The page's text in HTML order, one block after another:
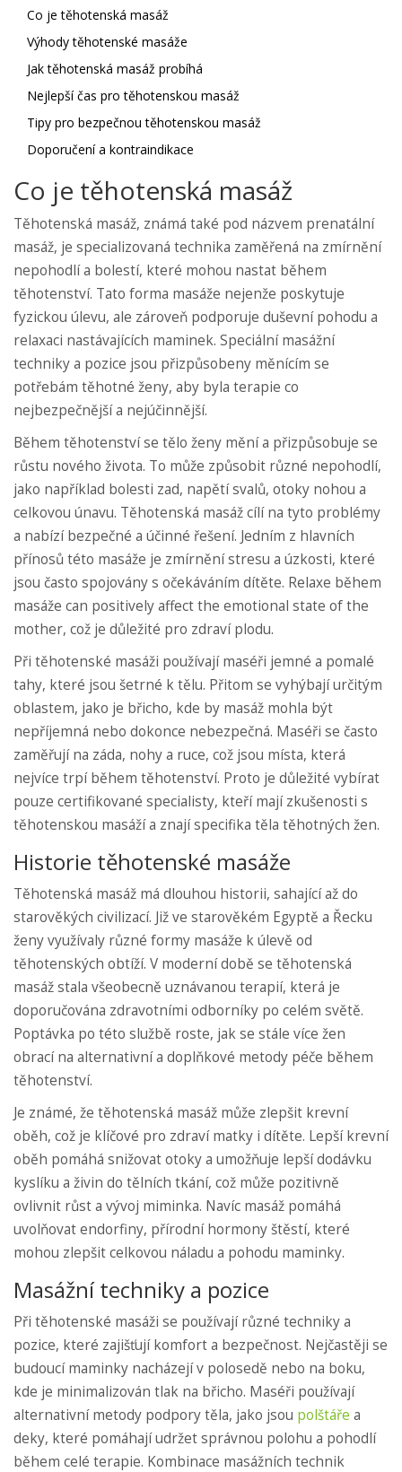
Co je těhotenská masáž
Výhody těhotenské masáže
Jak těhotenská masáž probíhá
Nejlepší čas pro těhotenskou masáž
Tipy pro bezpečnou těhotenskou masáž
Doporučení a kontraindikace
Co je těhotenská masáž
Těhotenská masáž, známá také pod názvem prenatální
masáž, je specializovaná technika zaměřená na zmírnění
nepohodlí a bolestí, které mohou nastat během
těhotenství. Tato forma masáže nejenže poskytuje
fyzickou úlevu, ale zároveň podporuje duševní pohodu a
relaxaci nastávajících maminek. Speciální masážní
techniky a pozice jsou přizpůsobeny měnícím se
potřebám těhotné ženy, aby byla terapie co
nejbezpečnější a nejúčinnější.
Během těhotenství se tělo ženy mění a přizpůsobuje se
růstu nového života. To může způsobit různé nepohodlí,
jako například bolesti zad, napětí svalů, otoky nohou a
celkovou únavu. Těhotenská masáž cílí na tyto problémy
a nabízí bezpečné a účinné řešení. Jedním z hlavních
přínosů této masáže je zmírnění stresu a úzkosti, které
jsou často spojovány s očekáváním dítěte. Relaxe během
masáže can positively affect the emotional state of the
mother, což je důležité pro zdraví plodu.
Při těhotenské masáži používají maséři jemné a pomalé
tahy, které jsou šetrné k tělu. Přitom se vyhýbají určitým
oblastem, jako je břicho, kde by masáž mohla být
nepříjemná nebo dokonce nebezpečná. Maséři se často
zaměřují na záda, nohy a ruce, což jsou místa, která
nejvíce trpí během těhotenství. Proto je důležité vybírat
pouze certifikované specialisty, kteří mají zkušenosti s
těhotenskou masáží a znají specifika těla těhotných žen.
Historie těhotenské masáže
Těhotenská masáž má dlouhou historii, sahající až do
starověkých civilizací. Již ve starověkém Egyptě a Řecku
ženy využívaly různé formy masáže k úlevě od
těhotenských obtíží. V moderní době se těhotenská
masáž stala všeobecně uznávanou terapií, která je
doporučována zdravotními odborníky po celém světě.
Poptávka po této službě roste, jak se stále více žen
obrací na alternativní a doplňkové metody péče během
těhotenství.
Je známé, že těhotenská masáž může zlepšit krevní
oběh, což je klíčové pro zdraví matky i dítěte. Lepší krevní
oběh pomáhá snižovat otoky a umožňuje lepší dodávku
kyslíku a živin do tělních tkání, což může pozitivně
ovlivnit růst a vývoj miminka. Navíc masáž pomáhá
uvolňovat endorfiny, přírodní hormony štěstí, které
mohou zlepšit celkovou náladu a pohodu maminky.
Masážní techniky a pozice
Při těhotenské masáži se používají různé techniky a
pozice, které zajišťují komfort a bezpečnost. Nejčastěji se
budoucí maminky nacházejí v polosedě nebo na boku,
kde je minimalizován tlak na břicho. Maséři používají
alternativní metody podpory těla, jako jsou polštáře a
deky, které pomáhají udržet správnou polohu a pohodlí
během celé terapie. Kombinace masážních technik